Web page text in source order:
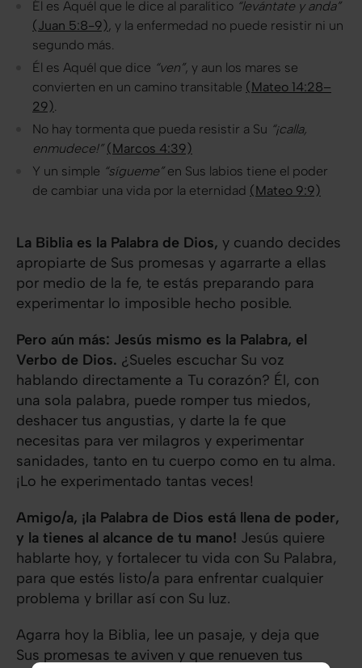
Él es Aquél que le dice al paralítico “levántate y anda”
(Juan 5:8-9), y la enfermedad no puede resistir ni un
segundo más.
Él es Aquél que dice “ven”, y aun los mares se
convierten en un camino transitable (Mateo 14:28–
29).
No hay tormenta que pueda resistir a Su “¡calla,
enmudece!” (Marcos 4:39)
Y un simple “sígueme”en Sus labios tiene el poder
de cambiar una vida por la eternidad (Mateo 9:9)
La Biblia es la Palabra de Dios, y cuando decides
apropiarte de Sus promesas y agarrarte a ellas
por medio de la fe, te estás preparando para
experimentar lo imposible hecho posible.
Pero aún más: Jesús mismo es la Palabra, el
Verbo de Dios. ¿Sueles escuchar Su voz
hablando directamente a Tu corazón? Él, con
una sola palabra, puede romper tus miedos,
deshacer tus angustias, y darte la fe que
necesitas para ver milagros y experimentar
sanidades, tanto en tu cuerpo como en tu alma.
¡Lo he experimentado tantas veces!
Amigo/a, ¡la Palabra de Dios está llena de poder,
y la tienes al alcance de tu mano! Jesús quiere
hablarte hoy, y fortalecer tu vida con Su Palabra,
para que estés listo/a para enfrentar cualquier
problema y brillar así con Su luz.
Agarra hoy la Biblia, lee un pasaje, y deja que
Sus promesas te aviven y que renueven tus